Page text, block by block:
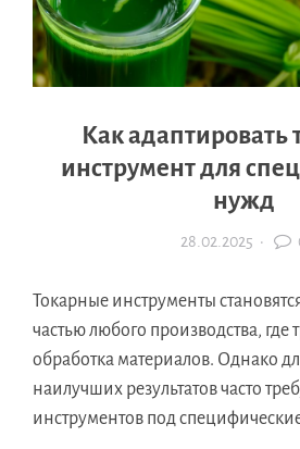
Как адаптировать
инструмент для
нужд
28.02.2025 ·
Токарные инструменты
частью любого производства, где
обработка материалов. Однако
наилучших результатов часто
инструментов под